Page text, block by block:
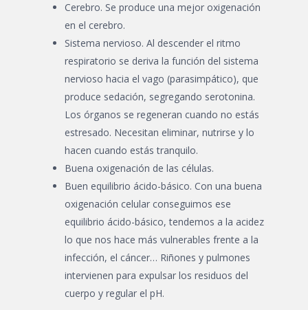
Cerebro. Se produce una mejor oxigenación
en el cerebro.
Sistema nervioso. Al descender el ritmo
respiratorio se deriva la función del sistema
nervioso hacia el vago (parasimpático), que
produce sedación, segregando serotonina.
Los órganos se regeneran cuando no estás
estresado. Necesitan eliminar, nutrirse y lo
hacen cuando estás tranquilo.
Buena oxigenación de las células.
Buen equilibrio ácido-básico. Con una buena
oxigenación celular conseguimos ese
equilibrio ácido-básico, tendemos a la acidez
lo que nos hace más vulnerables frente a la
infección, el cáncer… Riñones y pulmones
intervienen para expulsar los residuos del
cuerpo y regular el pH.